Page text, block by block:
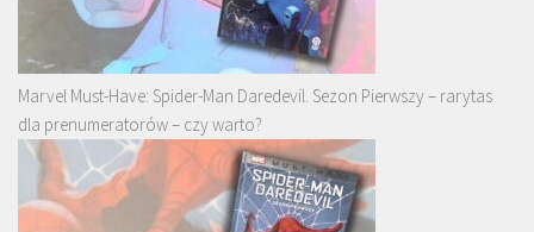
Marvel Must-Have: Spider-Man Daredevil. Sezon Pierwszy – rarytas
dla prenumeratorów – czy warto?